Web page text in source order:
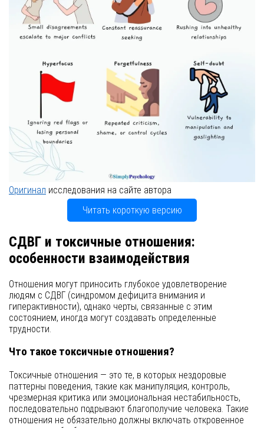
Оригинал исследования на сайте автора
Читать короткую версию
СДВГ и токсичные отношения:
особенности взаимодействия
Отношения могут приносить глубокое удовлетворение
людям с СДВГ (синдромом дефицита внимания и
гиперактивности), однако черты, связанные с этим
состоянием, иногда могут создавать определенные
трудности.
Что такое токсичные отношения?
Токсичные отношения — это те, в которых нездоровые
паттерны поведения, такие как манипуляция, контроль,
чрезмерная критика или эмоциональная нестабильность,
последовательно подрывают благополучие человека. Такие
отношения не обязательно должны включать откровенное